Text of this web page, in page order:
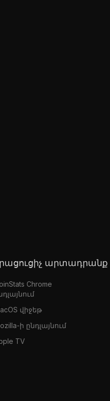
Լրացուցիչ արտադրանք
Chrome
վիջեթ
ի ընդլայնում
TV